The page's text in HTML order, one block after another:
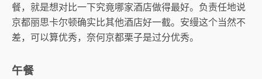
餐，就是想对比一下究竟哪家酒店做得最好。负责任地说
京都丽思卡尔顿确实比其他酒店好一截。安缦这个当然不
差，可以算优秀，奈何京都栗子是过分优秀。
午餐